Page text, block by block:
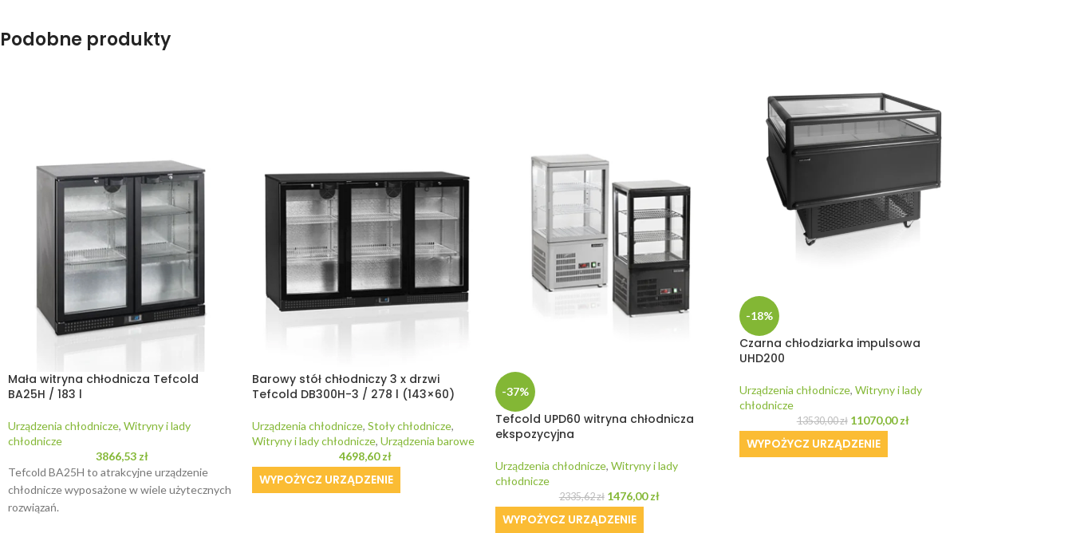
Podobne produkty
Mała witryna chłodnicza Tefcold
BA25H / 183 l
Urządzenia chłodnicze, Witryny i lady
chłodnicze
3866,53 zł
Tefcold BA25H to atrakcyjne urządzenie
chłodnicze wyposażone w wiele użytecznych
rozwiązań.
Barowy stół chłodniczy 3 x drzwi
Tefcold DB300H-3 / 278 l (143×60)
Urządzenia chłodnicze, Stoły chłodnicze,
Witryny i lady chłodnicze, Urządzenia barowe
4698,60zł
WYPOŻYCZ URZĄDZENIE
-37%
Tefcold UPD60 witryna chłodnicza
ekspozycyjna
Urządzenia chłodnicze, Witryny i lady
chłodnicze
2335,62zł 1476,00zł
WYPOŻYCZ URZĄDZENIE
-18%
Czarna chłodziarka impulsowa
UHD200
Urządzenia chłodnicze, Witryny i lady
chłodnicze
13530,00zł 11070,00zł
WYPOŻYCZ URZĄDZENIE